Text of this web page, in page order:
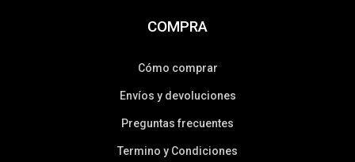
COMPRA
Cómo comprar
Envíos y devoluciones
Preguntas frecuentes
Termino y Condiciones